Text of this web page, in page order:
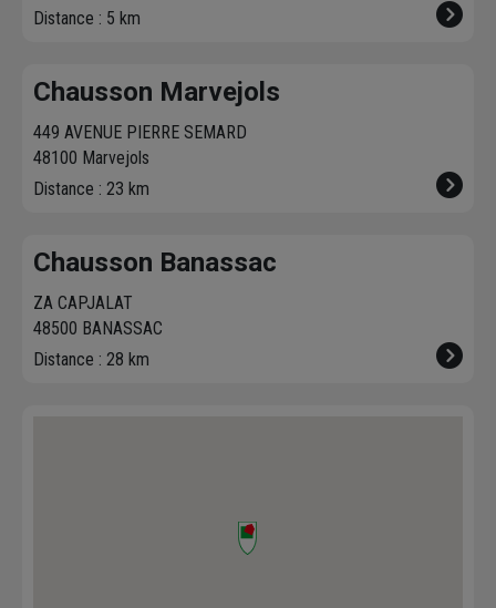
Distance : 5 km
Chausson Marvejols
449 AVENUE PIERRE SEMARD
48100 Marvejols
Distance : 23 km
Chausson Banassac
ZA CAPJALAT
48500 BANASSAC
Distance : 28 km